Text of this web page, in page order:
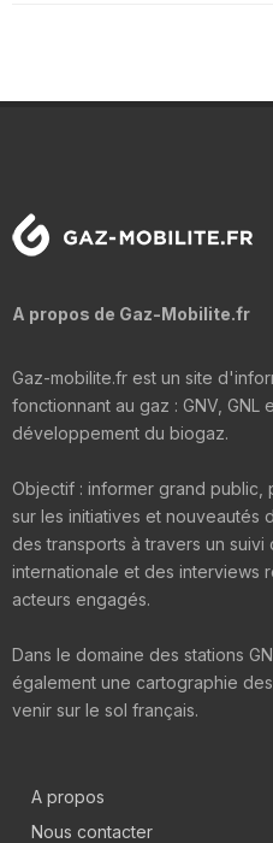
A propos de Gaz-Mobilite.fr
Gaz-mobilite.fr est un site
fonctionnant au gaz : GNV, GNL
développement du biogaz.
Objectif : informer grand public,
sur les initiatives et nouveautés
des transports à travers un
internationale et des interviews
acteurs engagés.
Dans le domaine des stations
également une cartographie
venir sur le sol français.
A propos
Nous contacter